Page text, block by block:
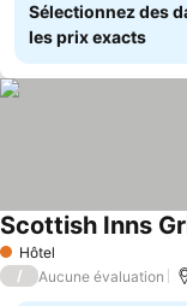
Sélectionnez des
les prix exacts
1 Étoiles
Hôtel
Scottish Inns
/ Aucune évaluation